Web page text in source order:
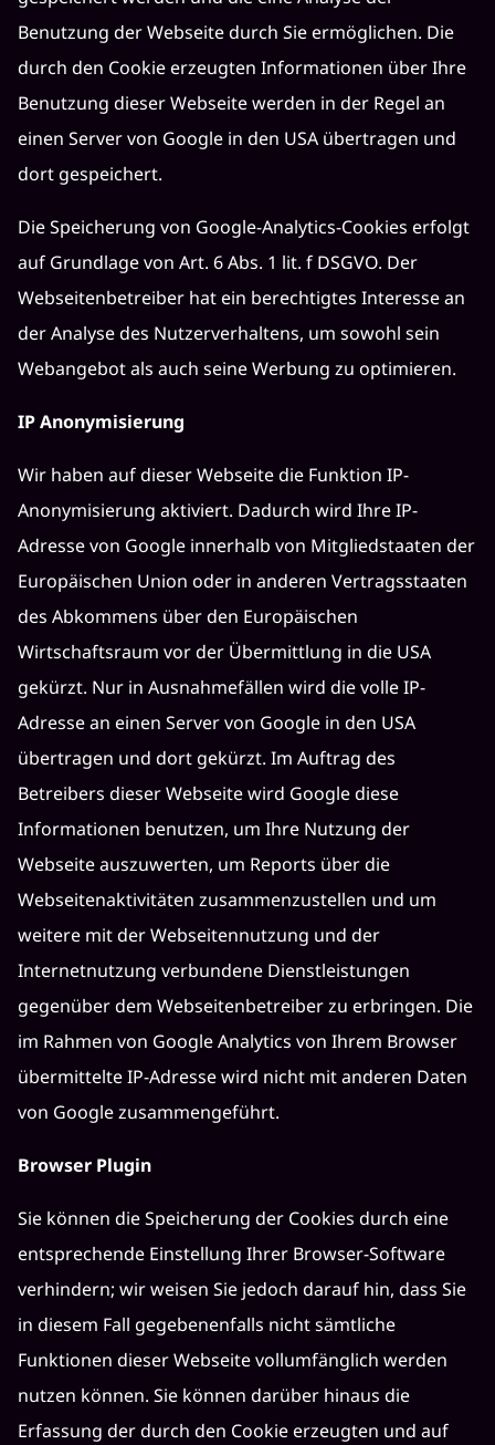
Benutzung der Webseite durch Sie ermöglichen. Die
durch den Cookie erzeugten Informationen über Ihre
Benutzung dieser Webseite werden in der Regel an
einen Server von Google in den USA übertragen und
dort gespeichert.
Die Speicherung von Google-Analytics-Cookies erfolgt
auf Grundlage von Art. 6 Abs. 1 lit. f DSGVO. Der
Webseitenbetreiber hat ein berechtigtes Interesse an
der Analyse des Nutzerverhaltens, um sowohl sein
Webangebot als auch seine Werbung zu optimieren.
IP Anonymisierung
Wir haben auf dieser Webseite die Funktion IP-
Anonymisierung aktiviert. Dadurch wird Ihre IP-
Adresse von Google innerhalb von Mitgliedstaaten der
Europäischen Union oder in anderen Vertragsstaaten
des Abkommens über den Europäischen
Wirtschaftsraum vor der Übermittlung in die USA
gekürzt. Nur in Ausnahmefällen wird die volle IP-
Adresse an einen Server von Google in den USA
übertragen und dort gekürzt. Im Auftrag des
Betreibers dieser Webseite wird Google diese
Informationen benutzen, um Ihre Nutzung der
Webseite auszuwerten, um Reports über die
Webseitenaktivitäten zusammenzustellen und um
weitere mit der Webseitennutzung und der
Internetnutzung verbundene Dienstleistungen
gegenüber dem Webseitenbetreiber zu erbringen. Die
im Rahmen von Google Analytics von Ihrem Browser
übermittelte IP-Adresse wird nicht mit anderen Daten
von Google zusammengeführt.
Browser Plugin
Sie können die Speicherung der Cookies durch eine
entsprechende Einstellung Ihrer Browser-Software
verhindern; wir weisen Sie jedoch darauf hin, dass Sie
in diesem Fall gegebenenfalls nicht sämtliche
Funktionen dieser Webseite vollumfänglich werden
nutzen können. Sie können darüber hinaus die
Erfassung der durch den Cookie erzeugten und auf